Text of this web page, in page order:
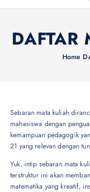
DAFTAR
Home
Sebaran mata kuliah
mahasiswa dengan
kemampuan pedagogik
21 yang relevan dengan
Yuk, intip sebaran mata
terstruktur ini akan
matematika yang kreatif,